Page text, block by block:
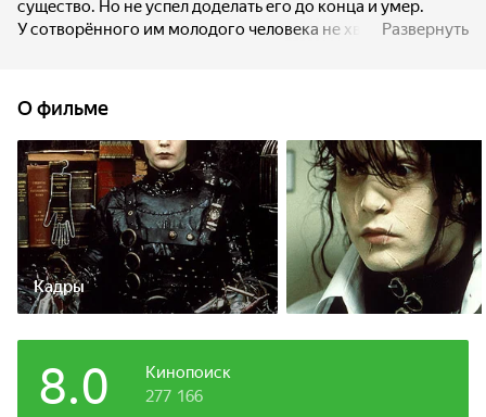
существо. Но не успел доделать его до конца и умер.
У сотворённого им молодого человека не хватает
одиночестве. Однажды его обнаруживает женщина-
коммивояжер и берет к себе жить. В новом доме Эдвард
пытается социализироваться — подружиться с младшим
сыном своей новой «мамы» и с её прекрасной дочерью.
Развернуть
О фильме
Кадры
Кинопоиск
8.0 277 166